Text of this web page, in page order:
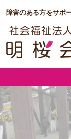
障害のある方をサポ